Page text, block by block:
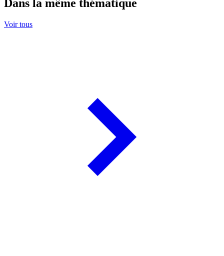
Dans la même thématique
Voir tous